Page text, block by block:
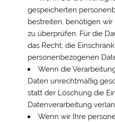
gespeicherten
bestreiten, benötigen
zu überprüfen. Für die
das Recht, die
personenbezogenen
Wenn die
Daten unrechtmäßig
statt der Löschung die
Datenverarbeitung
Wenn wir Ihre